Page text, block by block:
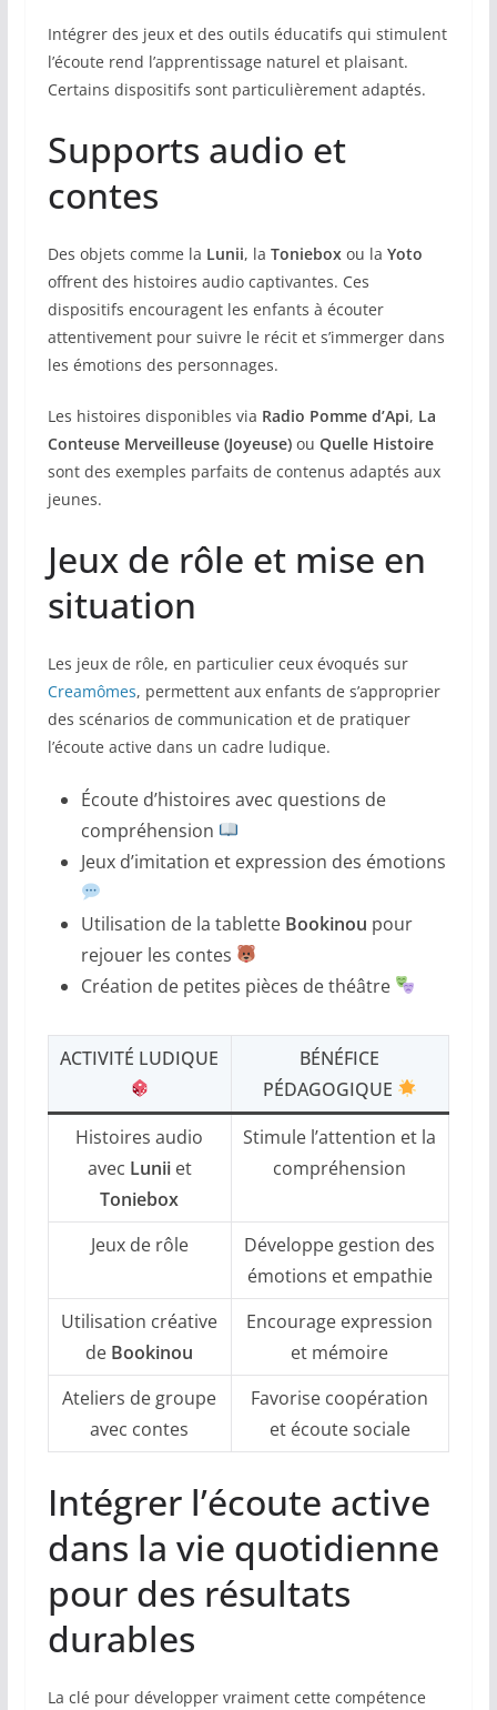
Intégrer des jeux et des outils éducatifs qui stimulent
l’écoute rend l’apprentissage naturel et plaisant.
Certains dispositifs sont particulièrement adaptés.
Supports audio et
contes
Des objets comme la Lunii, la Tonieboxou la Yoto
offrent des histoires audio captivantes. Ces
dispositifs encouragent les enfants à écouter
attentivement pour suivre le récit et s’immerger dans
les émotions des personnages.
Les histoires disponibles via Radio Pomme d’Api, La
Conteuse Merveilleuse (Joyeuse)ou Quelle Histoire
sont des exemples parfaits de contenus adaptés aux
jeunes.
Jeux de rôle et mise en
situation
Les jeux de rôle, en particulier ceux évoqués sur
Creamômes, permettent aux enfants de s’approprier
des scénarios de communication et de pratiquer
l’écoute active dans un cadre ludique.
Écoute d’histoires avec questions de
compréhension
Jeux d’imitation et expression des émotions
Utilisation de la tablette Bookinou pour
rejouer les contes
Création de petites pièces de théâtre
ACTIVITÉ LUDIQUE
BÉNÉFICE
PÉDAGOGIQUE
Histoires audio
avec Luniiet
Toniebox
Stimule l’attention et la
compréhension
Jeux de rôle
Développe gestion des
émotions et empathie
Utilisation créative
de Bookinou
Encourage expression
et mémoire
Ateliers de groupe
avec contes
Favorise coopération
et écoute sociale
Intégrer l’écoute active
dans la vie quotidienne
pour des résultats
durables
La clé pour développer vraiment cette compétence